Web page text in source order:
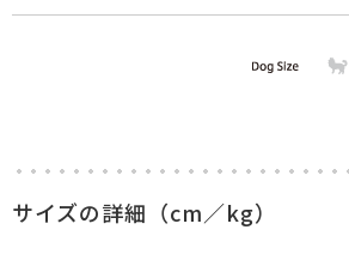
サイズの詳細（cm／kg）